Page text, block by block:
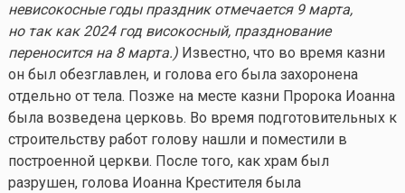
невисокосные годы праздник отмечается 9 марта,
но так как 2024 год високосный, празднование
переносится на 8 марта.)Известно, что во время казни
он был обезглавлен, и голова его была захоронена
отдельно от тела. Позже на месте казни Пророка Иоанна
была возведена церковь. Во время подготовительных к
строительству работ голову нашли и поместили в
построенной церкви. После того, как храм был
разрушен, голова Иоанна Крестителя была